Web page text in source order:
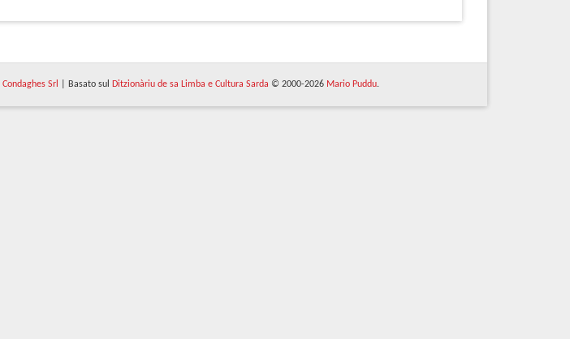
Condaghes Srl | Basato sul Ditzionàriu de sa Limba e Cultura Sarda © 2000-2026 Mario Puddu.